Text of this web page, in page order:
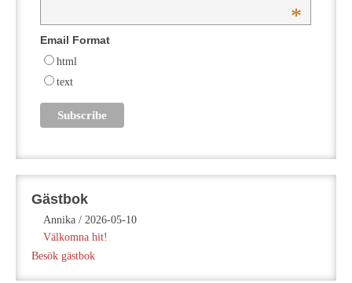
*
Email Format
html
text
Gästbok
Annika / 2026-05-10
Välkomna hit!
Besök gästbok